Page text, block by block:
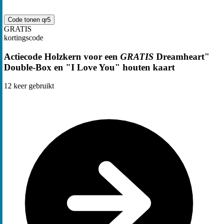
Code tonen qr5
GRATIS
kortingscode
Actiecode Holzkern voor een GRATIS Dreamheart"
Double-Box en "I Love You" houten kaart
12 keer gebruikt